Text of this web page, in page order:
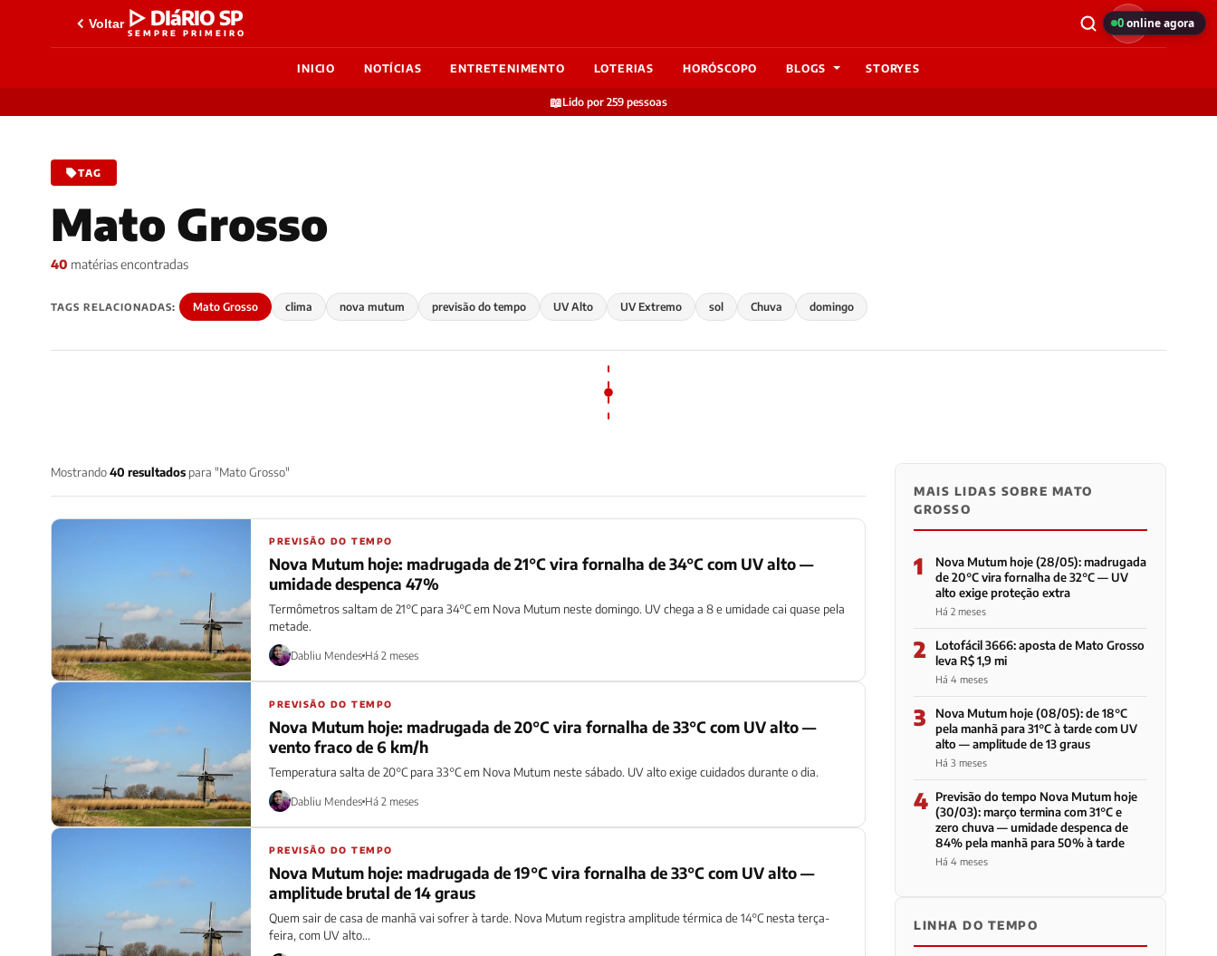
Voltar ▷ DIáRIO SP
SEMPRE PRIMEIRO
INICIO NOTÍCIAS ENTRETENIMENTO LOTERIAS HORÓSCOPO BLOGS STORYES
📖Lido por 259 pessoas
TAG
Mato Grosso
40 matérias encontradas
TAGS RELACIONADAS: Mato Grosso clima nova mutum previsão do tempo UV Alto UV Extremo sol Chuva domingo
Mostrando40 resultados para "Mato Grosso"
PREVISÃO DO TEMPO
Nova Mutum hoje: madrugada de 21°C vira fornalha de 34°C com UV alto —
umidade despenca 47%
Termômetros saltam de 21°C para 34°C em Nova Mutum neste domingo. UV chega a 8 e umidade cai quase pela
metade.
Dabliu Mendes Há 2 meses
PREVISÃO DO TEMPO
Nova Mutum hoje: madrugada de 20°C vira fornalha de 33°C com UV alto —
vento fraco de 6 km/h
Temperatura salta de 20°C para 33°C em Nova Mutum neste sábado. UV alto exige cuidados durante o dia.
Dabliu Mendes Há 2 meses
PREVISÃO DO TEMPO
Nova Mutum hoje: madrugada de 19°C vira fornalha de 33°C com UV alto —
amplitude brutal de 14 graus
Quem sair de casa de manhã vai sofrer à tarde. Nova Mutum registra amplitude térmica de 14°C nesta terça-
feira, com UV alto...
MAIS LIDAS SOBRE MATO
GROSSO
1
Nova Mutum hoje (28/05): madrugada
de 20°C vira fornalha de 32°C — UV
alto exige proteção extra
Há 2 meses
2
Lotofácil 3666: aposta de Mato Grosso
leva R$ 1,9 mi
Há 4 meses
3
Nova Mutum hoje (08/05): de 18°C
pela manhã para 31°C à tarde com UV
alto — amplitude de 13 graus
Há 3 meses
4 Previsão do tempo Nova Mutum hoje
(30/03): março termina com 31°C e
zero chuva — umidade despenca de
84% pela manhã para 50% à tarde
Há 4 meses
LINHA DO TEMPO
0online agora